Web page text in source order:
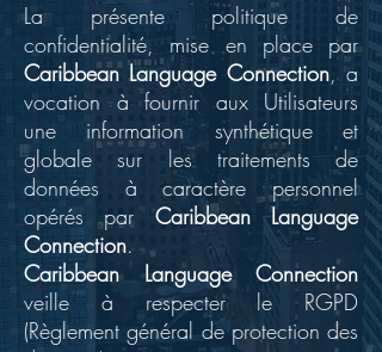
La présente politique de
confidentialité, mise en place par
Caribbean Language Connection, a
vocation à fournir aux Utilisateurs
une information synthétique et
globale sur les traitements de
données à caractère personnel
opérés parCaribbean Language
Connection.
Caribbean Language Connection
veille à respecter le RGPD
(Règlement général de protection des